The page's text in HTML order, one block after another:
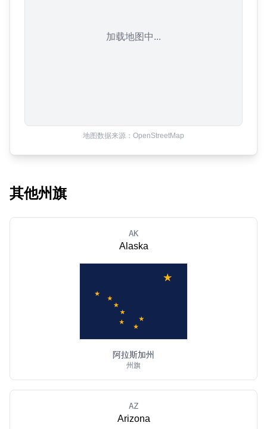
加载地图中...
地图数据来源：OpenStreetMap
其他州旗
AK
Alaska
阿拉斯加州
州旗
AZ
Arizona